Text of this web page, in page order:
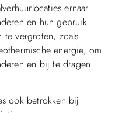
ernaar
en hun gebruik
te vergroten, zoals
energie, om
en bij te dragen
ook betrokken bij